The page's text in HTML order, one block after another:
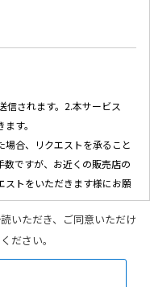
信されます。2.本サービス
す。
合、リクエストを承ること
ですが、お近くの販売店の
ストをいただきます様にお願
連休前後は、通常よりも対
す。変更した内容は本ペー
いただき、ご同意いただけ
ださい。